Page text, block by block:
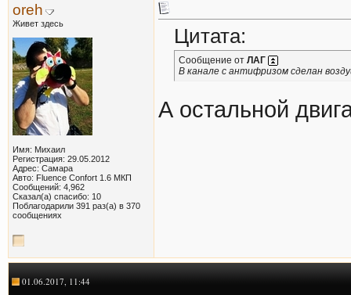
oreh
Живет здесь
Имя: Михаил
Регистрация: 29.05.2012
Адрес: Самара
Авто: Fluence Confort 1.6 МКП
Сообщений: 4,962
Сказал(а) спасибо: 10
Поблагодарили 391 раз(а) в 370
сообщениях
Цитата:
Сообщение от ЛАГ
В канале с антифризом сделан
А остальной
01.06.2017, 11:44